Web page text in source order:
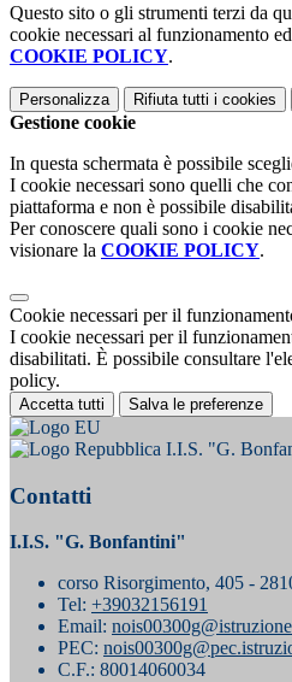
Questo sito o gli strumenti terzi da
cookie necessari al funzionamento
COOKIE POLICY.
Personalizza Rifiuta tutti i cookies
Gestione cookie
In questa schermata è possibile
I cookie necessari sono quelli che
piattaforma e non è possibile
Per conoscere quali sono i cookie
visionare la COOKIE POLICY.
Cookie necessari per il
I cookie necessari per il
disabilitati. È possibile consultare
policy.
Accetta tutti Salva le preferenze
I.I.S. "G.
Contatti
I.I.S. "G. Bonfantini"
corso Risorgimento, 405 -
Tel: +39032156191
Email:
PEC:
C.F.: 80014060034